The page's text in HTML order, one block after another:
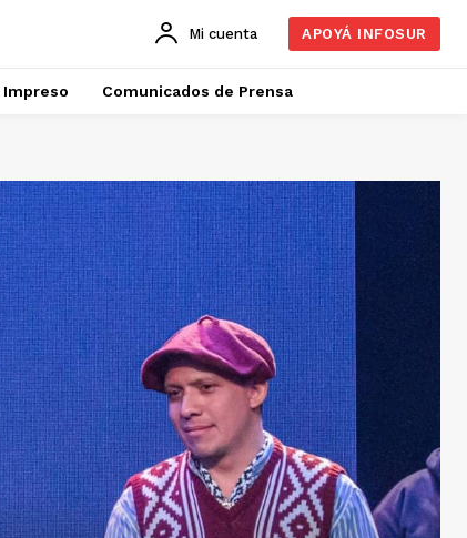
Mi cuenta APOYÁ INFOSUR
Impreso Comunicados de Prensa